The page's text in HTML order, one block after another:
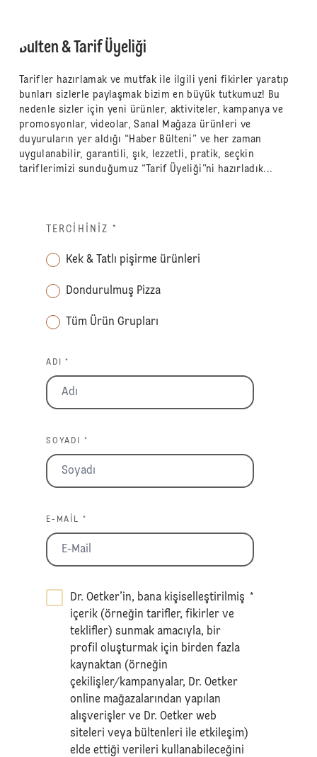
Bülten & Tarif Üyeliği
Tarifler hazırlamak ve mutfak ile ilgili yeni fikirler yaratıp
bunları sizlerle paylaşmak bizim en büyük tutkumuz! Bu
nedenle sizler için yeni ürünler, aktiviteler, kampanya ve
promosyonlar, videolar, Sanal Mağaza ürünleri ve
duyuruların yer aldığı “Haber Bülteni” ve her zaman
uygulanabilir, garantili, şık, lezzetli, pratik, seçkin
tariflerimizi sunduğumuz “Tarif Üyeliği”ni hazırladık...
TERCIHINIZ *
Kek & Tatlı pişirme ürünleri
Dondurulmuş Pizza
Tüm Ürün Grupları
ADI *
SOYADI *
E-MAIL *
Dr. Oetker’in, bana kişiselleştirilmiş
içerik (örneğin tarifler, fikirler ve
teklifler) sunmak amacıyla, bir
profil oluşturmak için birden fazla
kaynaktan (örneğin
çekilişler/kampanyalar, Dr. Oetker
online mağazalarından yapılan
alışverişler ve Dr. Oetker web
siteleri veya bültenleri ile etkileşim)
elde ettiği verileri kullanabileceğini
*